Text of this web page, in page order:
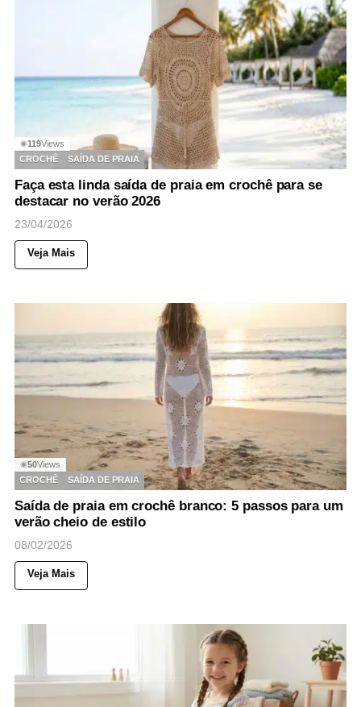
◉119Views
CROCHÊ
SAÍDA DE PRAIA
Faça esta linda saída de praia em crochê para se
destacar no verão 2026
23/04/2026
Veja Mais
◉50Views
CROCHÊ
SAÍDA DE PRAIA
Saída de praia em crochê branco: 5 passos para um
verão cheio de estilo
08/02/2026
Veja Mais